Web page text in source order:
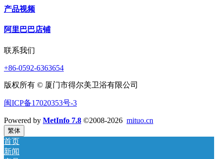
产品视频
阿里巴巴店铺
联系我们
+86-0592-6363654
版权所有 © 厦门市得尔美卫浴有限公司
闽ICP备17020353号-3
Powered by MetInfo 7.8 ©2008-2026 mituo.cn
繁体
首页
新闻